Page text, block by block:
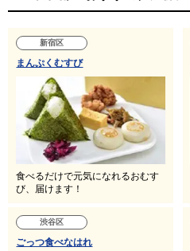
新宿区
まんぷくむすび
食べるだけで元気になれるおむす
び、届けます！
渋谷区
ごっつ食べなはれ